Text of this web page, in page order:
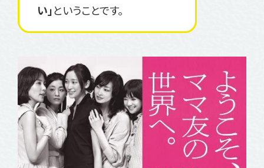
い」ということです。